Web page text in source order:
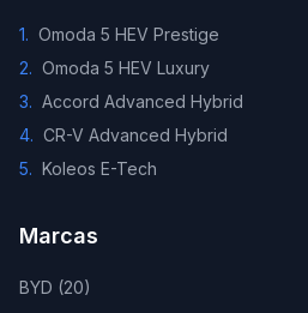
1. Omoda 5 HEV Prestige
2. Omoda 5 HEV Luxury
3. Accord Advanced Hybrid
4. CR-V Advanced Hybrid
5. Koleos E-Tech
Marcas
BYD (20)